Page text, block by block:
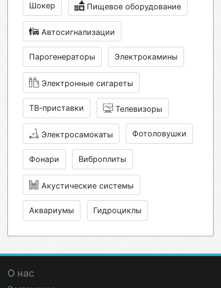
Шокер Пищевое оборудование
Автосигнализации
Парогенераторы Электрокамины
Электронные сигареты
ТВ-приставки Телевизоры
Электросамокаты Фотоловушки
Фонари Виброплиты
Акустические системы
Аквариумы Гидроциклы
О нас